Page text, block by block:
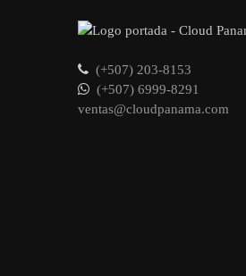
(+507) 203-8153
(+507) 6999-8291
ventas@cloudpanama.com